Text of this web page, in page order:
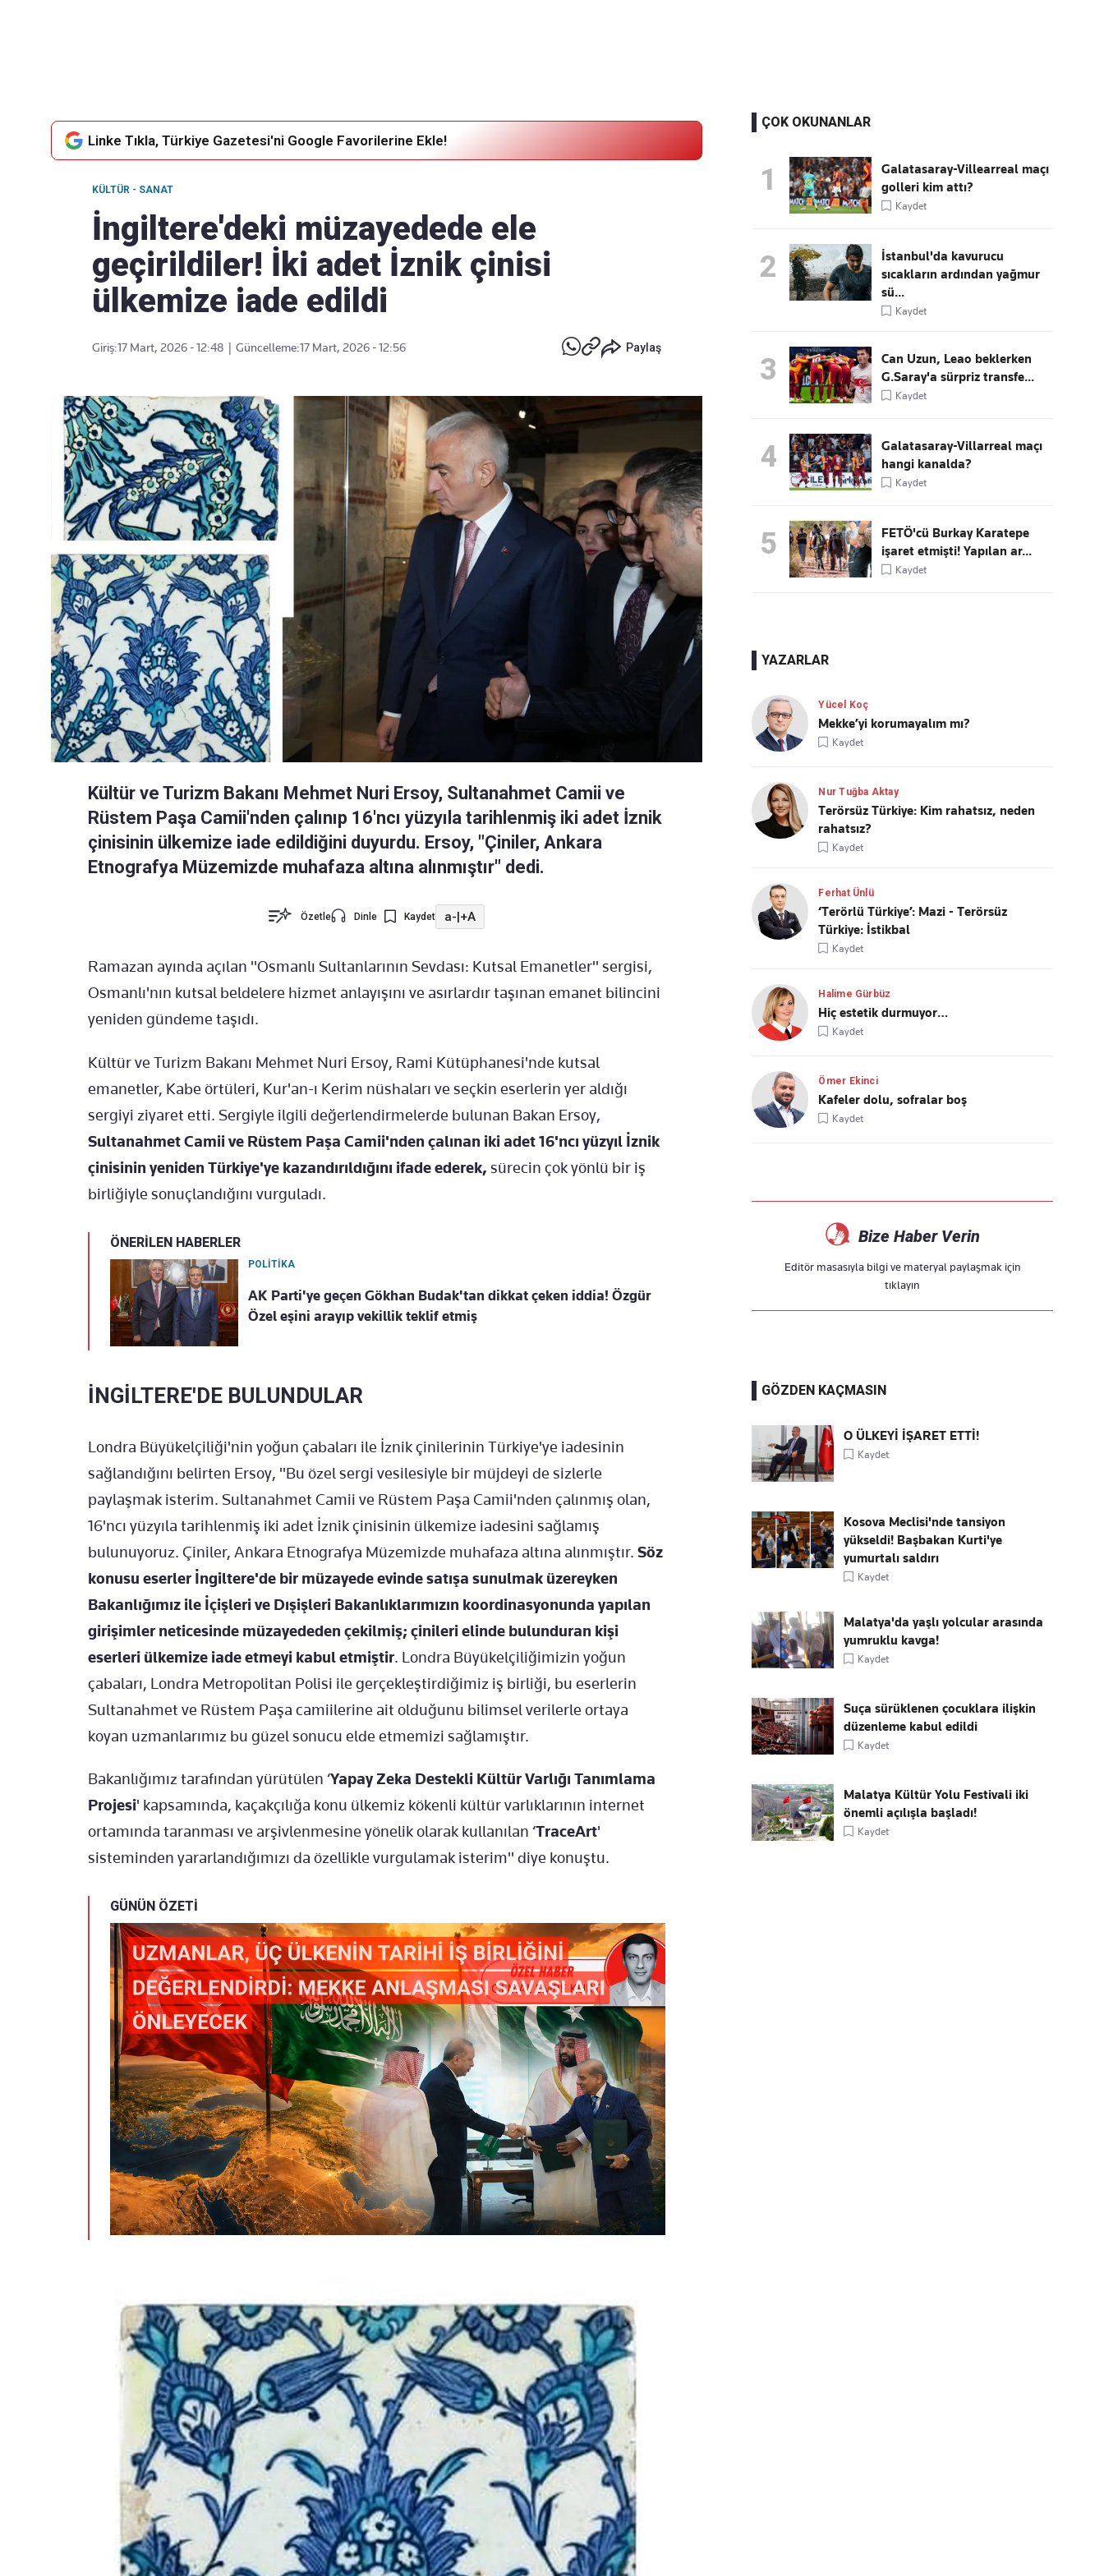
Linke Tıkla, Türkiye Gazetesi'ni Google Favorilerine Ekle!
KÜLTÜR - SANAT
İngiltere'deki müzayedede ele
geçirildiler! İki adet İznik çinisi
ülkemize iade edildi
Giriş:17 Mart, 2026 - 12:48 Güncelleme:17 Mart, 2026 - 12:56 Paylaş
Kültür ve Turizm Bakanı Mehmet Nuri Ersoy, Sultanahmet Camii ve
Rüstem Paşa Camii'nden çalınıp 16'ncı yüzyıla tarihlenmiş iki adet İznik
çinisinin ülkemize iade edildiğini duyurdu. Ersoy, "Çiniler, Ankara
Etnografya Müzemizde muhafaza altına alınmıştır" dedi.
Özetle Dinle Kaydet a-|+A
Ramazan ayında açılan "Osmanlı Sultanlarının Sevdası: Kutsal Emanetler" sergisi,
Osmanlı'nın kutsal beldelere hizmet anlayışını ve asırlardır taşınan emanet bilincini
yeniden gündeme taşıdı.
Kültür ve Turizm Bakanı Mehmet Nuri Ersoy, Rami Kütüphanesi'nde kutsal
emanetler, Kabe örtüleri, Kur'an-ı Kerim nüshaları ve seçkin eserlerin yer aldığı
sergiyi ziyaret etti. Sergiyle ilgili değerlendirmelerde bulunan Bakan Ersoy,
Sultanahmet Camii ve Rüstem Paşa Camii'nden çalınan iki adet 16'ncı yüzyıl İznik
çinisinin yeniden Türkiye'ye kazandırıldığını ifade ederek, sürecin çok yönlü bir iş
birliğiyle sonuçlandığını vurguladı.
ÖNERİLEN HABERLER
POLİTİKA
AK Parti'ye geçen Gökhan Budak'tan dikkat çeken iddia! Özgür
Özel eşini arayıp vekillik teklif etmiş
İNGİLTERE'DE BULUNDULAR
Londra Büyükelçiliği'nin yoğun çabaları ile İznik çinilerinin Türkiye'ye iadesinin
sağlandığını belirten Ersoy, "Bu özel sergi vesilesiyle bir müjdeyi de sizlerle
paylaşmak isterim. Sultanahmet Camii ve Rüstem Paşa Camii'nden çalınmış olan,
16'ncı yüzyıla tarihlenmiş iki adet İznik çinisinin ülkemize iadesini sağlamış
bulunuyoruz. Çiniler, Ankara Etnografya Müzemizde muhafaza altına alınmıştır. Söz
konusu eserler İngiltere'de bir müzayede evinde satışa sunulmak üzereyken
Bakanlığımız ile İçişleri ve Dışişleri Bakanlıklarımızın koordinasyonunda yapılan
girişimler neticesinde müzayededen çekilmiş; çinileri elinde bulunduran kişi
eserleri ülkemize iade etmeyi kabul etmiştir. Londra Büyükelçiliğimizin yoğun
çabaları, Londra Metropolitan Polisi ile gerçekleştirdiğimiz iş birliği, bu eserlerin
Sultanahmet ve Rüstem Paşa camiilerine ait olduğunu bilimsel verilerle ortaya
koyan uzmanlarımız bu güzel sonucu elde etmemizi sağlamıştır.
Bakanlığımız tarafından yürütülen ‘Yapay Zeka Destekli Kültür Varlığı Tanımlama
Projesi' kapsamında, kaçakçılığa konu ülkemiz kökenli kültür varlıklarının internet
ortamında taranması ve arşivlenmesine yönelik olarak kullanılan ‘TraceArt'
sisteminden yararlandığımızı da özellikle vurgulamak isterim" diye konuştu.
GÜNÜN ÖZETİ
ÇOK OKUNANLAR
1
Galatasaray-Villearreal maçı
golleri kim attı?
Kaydet
2
İstanbul'da kavurucu
sıcakların ardından yağmur
sü...
Kaydet
3
Can Uzun, Leao beklerken
G.Saray'a sürpriz transfe...
Kaydet
4
Galatasaray-Villarreal maçı
hangi kanalda?
Kaydet
5
FETÖ'cü Burkay Karatepe
işaret etmişti! Yapılan ar...
Kaydet
YAZARLAR
Yücel Koç
Mekke’yi korumayalım mı?
Kaydet
Nur Tuğba Aktay
Terörsüz Türkiye: Kim rahatsız, neden
rahatsız?
Kaydet
Ferhat Ünlü
‘Terörlü Türkiye’: Mazi - Terörsüz
Türkiye: İstikbal
Kaydet
Halime Gürbüz
Hiç estetik durmuyor…
Kaydet
Ömer Ekinci
Kafeler dolu, sofralar boş
Kaydet
Bize Haber Verin
Editör masasıyla bilgi ve materyal paylaşmak için
tıklayın
GÖZDEN KAÇMASIN
O ÜLKEYİ İŞARET ETTİ!
Kaydet
Kosova Meclisi'nde tansiyon
yükseldi! Başbakan Kurti'ye
yumurtalı saldırı
Kaydet
Malatya'da yaşlı yolcular arasında
yumruklu kavga!
Kaydet
Suça sürüklenen çocuklara ilişkin
düzenleme kabul edildi
Kaydet
Malatya Kültür Yolu Festivali iki
önemli açılışla başladı!
Kaydet